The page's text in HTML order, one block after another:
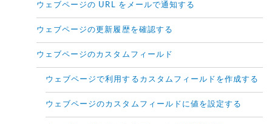
ウェブページの URL をメールで通知する
ウェブページの更新履歴を確認する
ウェブページのカスタムフィールド
ウェブページで利用するカスタムフィールドを作成する
ウェブページのカスタムフィールドに値を設定する